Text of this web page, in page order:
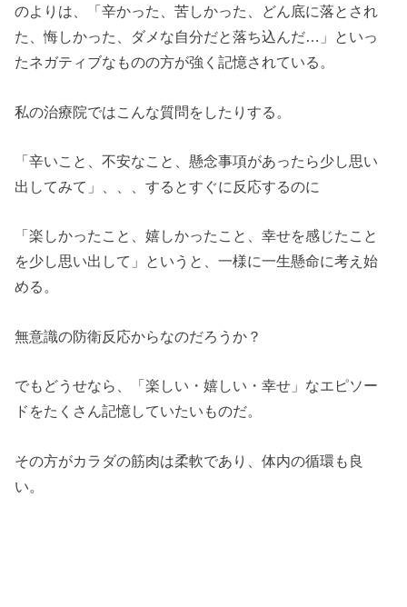
のよりは、「辛かった、苦しかった、どん底に落とされ
た、悔しかった、ダメな自分だと落ち込んだ…」といっ
たネガティブなものの方が強く記憶されている。
私の治療院ではこんな質問をしたりする。
「辛いこと、不安なこと、懸念事項があったら少し思い
出してみて」、、、するとすぐに反応するのに
「楽しかったこと、嬉しかったこと、幸せを感じたこと
を少し思い出して」というと、一様に一生懸命に考え始
める。
無意識の防衛反応からなのだろうか？
でもどうせなら、「楽しい・嬉しい・幸せ」なエピソー
ドをたくさん記憶していたいものだ。
その方がカラダの筋肉は柔軟であり、体内の循環も良
い。